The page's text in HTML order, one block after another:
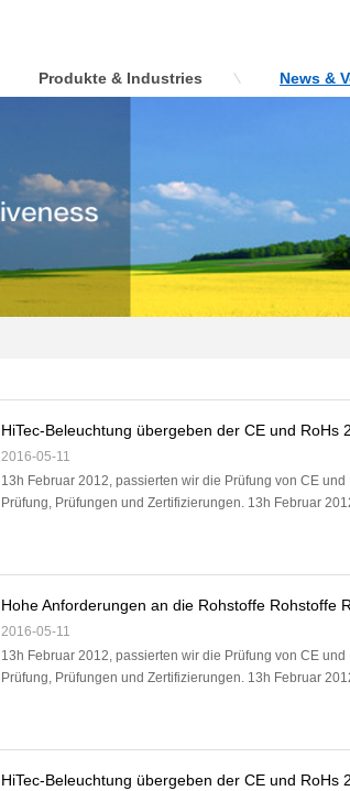
Produkte & Industries News &
HiTec-Beleuchtung übergeben der CE und RoHs
2016-05-11
13h Februar 2012, passierten wir die Prüfung von CE
Prüfung, Prüfungen und Zertifizierungen. 13h Februar
Hohe Anforderungen an die Rohstoffe Rohstoffe
2016-05-11
13h Februar 2012, passierten wir die Prüfung von CE
Prüfung, Prüfungen und Zertifizierungen. 13h Februar
HiTec-Beleuchtung übergeben der CE und RoHs